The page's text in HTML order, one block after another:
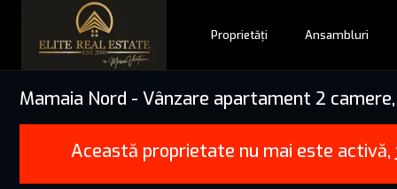
Proprietăți Ansambluri
Mamaia Nord - Vânzare apartament 2
Această proprietate nu mai este activă,